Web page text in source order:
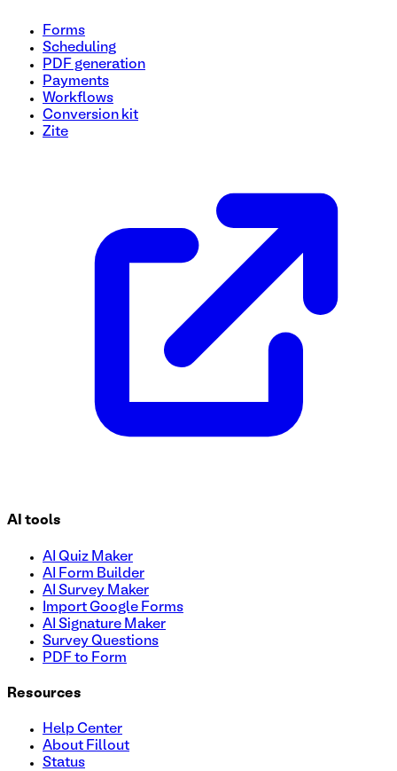
Forms
Scheduling
PDF generation
Payments
Workflows
Conversion kit
Zite
AI tools
AI Quiz Maker
AI Form Builder
AI Survey Maker
Import Google Forms
AI Signature Maker
Survey Questions
PDF to Form
Resources
Help Center
About Fillout
Status